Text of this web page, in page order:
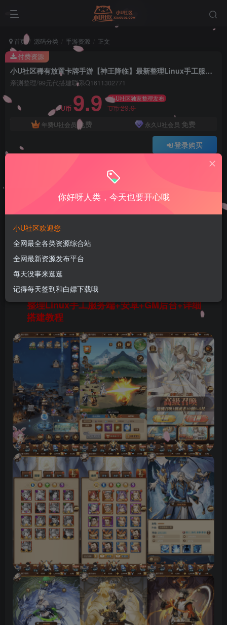
首页 源码分类 手游资源 正文
小U社区稀有放置卡牌手游【神王降临】最新整理Linux手工服务端+安卓+GM后台+详细搭建教程
亲测整理/99元代搭建联系Q1611302771
U币 9.9 小U社区独家整理发布
U币29.9
年费U社会员 免费 永久U社会员 免费
登录购买
Q:1337861109 V:ywsy663
小U站长亲测整理如有问题联系Q1337861109
付费资源
Linux手工服务端+安卓+GM后台+详细搭建教程
11个月前更新
小U社区稀有放置卡牌手游【神王降临】最新
整理Linux手工服务端+安卓+GM后台+详细
搭建教程
你好呀人类，今天也要开心哦
小U社区欢迎您
全网最全各类资源综合站
全网最新资源发布平台
每天没事来逛逛
记得每天签到和白嫖下载哦